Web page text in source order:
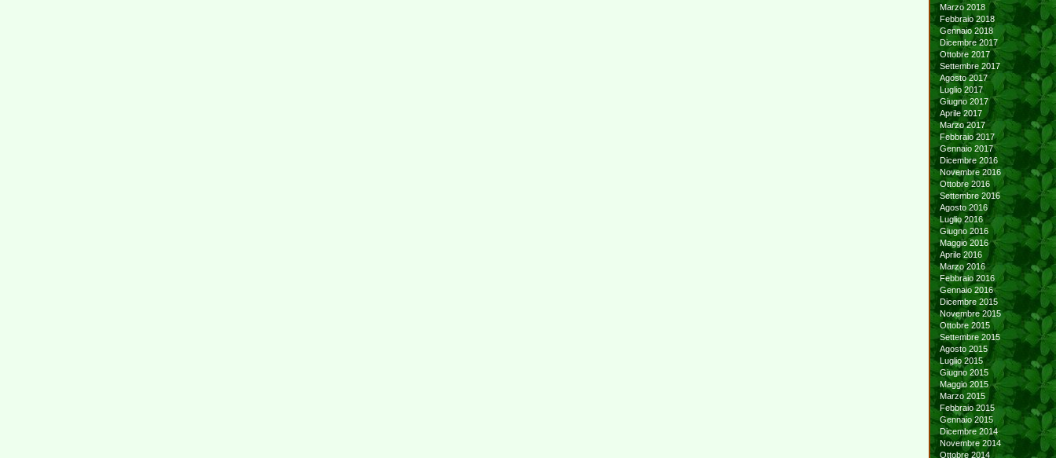
Marzo 2018
Febbraio 2018
Gennaio 2018
Dicembre 2017
Ottobre 2017
Settembre 2017
Agosto 2017
Luglio 2017
Giugno 2017
Aprile 2017
Marzo 2017
Febbraio 2017
Gennaio 2017
Dicembre 2016
Novembre 2016
Ottobre 2016
Settembre 2016
Agosto 2016
Luglio 2016
Giugno 2016
Maggio 2016
Aprile 2016
Marzo 2016
Febbraio 2016
Gennaio 2016
Dicembre 2015
Novembre 2015
Ottobre 2015
Settembre 2015
Agosto 2015
Luglio 2015
Giugno 2015
Maggio 2015
Marzo 2015
Febbraio 2015
Gennaio 2015
Dicembre 2014
Novembre 2014
Ottobre 2014